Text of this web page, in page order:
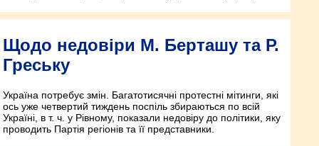
Щодо недовіри М. Берташу та Р.
Греську
Україна потребує змін. Багатотисячні протестні мітинги, які
ось уже четвертий тиждень поспіль збираються по всій
Україні, в т. ч. у Рівному, показали недовіру до політики, яку
проводить Партія регіонів та її представники.